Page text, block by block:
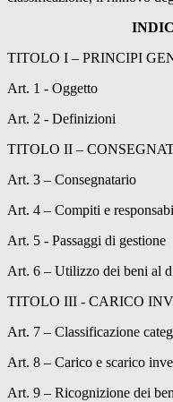
TITOLO I – PRINCIPI
Art. 1 - Oggetto
Art. 2 - Definizioni
TITOLO II –
Art. 3 – Consegnatario
Art. 4 – Compiti e
Art. 5 - Passaggi di gestione
Art. 6 – Utilizzo dei beni al
TITOLO III - CARICO
Art. 7 – Classificazione
Art. 8 – Carico e scarico
Art. 9 – Ricognizione dei